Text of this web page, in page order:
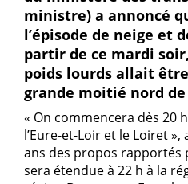
ministre) a annoncé
l’épisode de neige et
partir de ce mardi
poids lourds allait
grande moitié nord de
« On commencera dès 20
l’Eure-et-Loir et le Loiret
ans des propos rapportés
sera étendue à 22 h à la